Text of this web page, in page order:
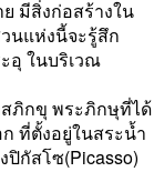
มีสิ่งก่อสร้างใน
นแห่งนี้จะรู้สึก
อุ ในบริเวณ
ภิกขุ พระภิกษุที่ได้
ที่ตั้งอยู่ในสระน้ำ
กัสโซ(Picasso)